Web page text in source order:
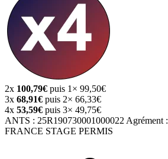
2x 100,79€ puis 1× 99,50€
3x 68,91€ puis 2× 66,33€
4x 53,59€ puis 3× 49,75€
ANTS : 25R190730001000022 Agrément :
FRANCE STAGE PERMIS